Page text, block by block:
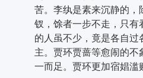
苦。李纨是素来沉静的
钗，馀者一步不走，只
的人虽不少，竟是各自
主。贾环贾蔷等愈闹的
一而足。贾环更加宿娼滥